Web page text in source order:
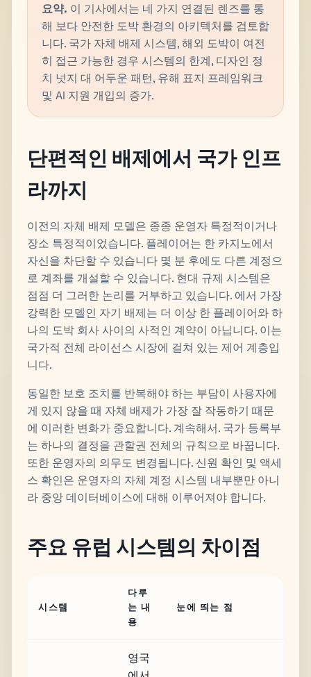
요약. 이 기사에서는 네 가지 연결된 렌즈를 통
해 보다 안전한 도박 환경의 아키텍처를 검토합
니다. 국가 자체 배제 시스템, 해외 도박이 여전
히 접근 가능한 경우 시스템의 한계, 디자인 정
치 넛지 대 어두운 패턴, 유해 표지 프레임워크
및 AI 지원 개입의 증가.
단편적인 배제에서 국가 인프
라까지
이전의 자체 배제 모델은 종종 운영자 특정적이거나
장소 특정적이었습니다. 플레이어는 한 카지노에서
자신을 차단할 수 있습니다 몇 분 후에도 다른 계정으
로 계좌를 개설할 수 있습니다. 현대 규제 시스템은
점점 더 그러한 논리를 거부하고 있습니다. 에서 가장
강력한 모델인 자기 배제는 더 이상 한 플레이어와 하
나의 도박 회사 사이의 사적인 계약이 아닙니다. 이는
국가적 전체 라이선스 시장에 걸쳐 있는 제어 계층입
니다.
동일한 보호 조치를 반복해야 하는 부담이 사용자에
게 있지 않을 때 자체 배제가 가장 잘 작동하기 때문
에 이러한 변화가 중요합니다. 계속해서. 국가 등록부
는 하나의 결정을 관할권 전체의 규칙으로 바꿉니다.
또한 운영자의 의무도 변경됩니다. 신원 확인 및 액세
스 확인은 운영자의 자체 계정 시스템 내부뿐만 아니
라 중앙 데이터베이스에 대해 이루어져야 합니다.
주요 유럽 시스템의 차이점
시스템
다루
는 내
용
눈에 띄는 점
영국